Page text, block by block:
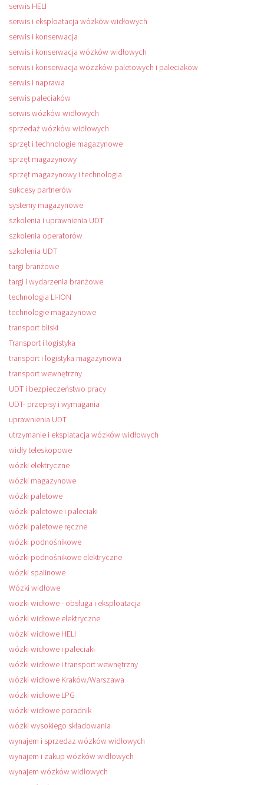
serwis HELI
serwis i eksploatacja wózków widłowych
serwis i konserwacja
serwis i konserwacja wózków widłowych
serwis i konserwacja wózzków paletowych i paleciaków
serwis i naprawa
serwis paleciaków
serwis wózków widłowych
sprzedaż wózków widłowych
sprzęt i technologie magazynowe
sprzęt magazynowy
sprzęt magazynowy i technologia
sukcesy partnerów
systemy magazynowe
szkolenia i uprawnienia UDT
szkolenia operatorów
szkolenia UDT
targi branżowe
targi i wydarzenia branżowe
technologia LI-ION
technologie magazynowe
transport bliski
Transport i logistyka
transport i logistyka magazynowa
transport wewnętrzny
UDT i bezpieczeństwo pracy
UDT- przepisy i wymagania
uprawnienia UDT
utrzymanie i eksplatacja wózków widłowych
widły teleskopowe
wózki elektryczne
wózki magazynowe
wózki paletowe
wózki paletowe i paleciaki
wózki paletowe ręczne
wózki podnośnikowe
wózki podnośnikowe elektryczne
wózki spalinowe
Wózki widłowe
wozki widłowe - obsługa i eksploatacja
wózki widłowe elektryczne
wózki widłowe HELI
wózki widłowe i paleciaki
wózki widłowe i transport wewnętrzny
wózki widłowe Kraków/Warszawa
wózki widłowe LPG
wózki widłowe poradnik
wózki wysokiego składowania
wynajem i sprzedaz wózków widłowych
wynajem i zakup wózków widłowych
wynajem wózków widłowych